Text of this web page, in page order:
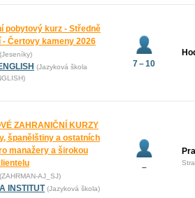
pobytový kurz - Středně
- Čertovy kameny 2026
(Jazyková škola
7 – 10
ZAHRANIČNÍ KURZY
španělštiny a ostatních
manažery a širokou
AJ_SJ)
INSTITUT (Jazyková škola)
–